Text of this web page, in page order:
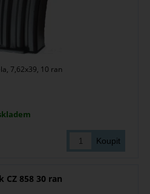
7,62x39, 10 ran
CZ 858 30 ran